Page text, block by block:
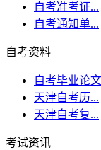
自考准考证...
自考通知单...
自考资料
自考毕业论文
天津自考历...
天津自考复...
考试资讯